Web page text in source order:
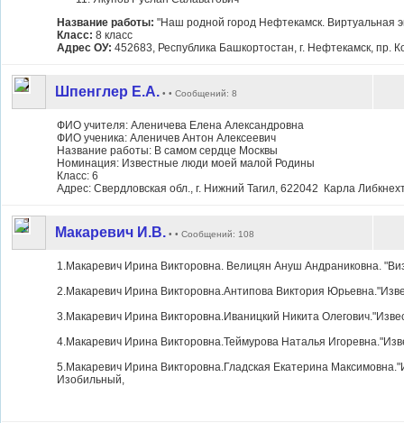
Название работы: "Наш родной город Нефтекамск. Виртуальная
Класс: 8 класс
Адрес ОУ: 452683, Республика Башкортостан, г. Нефтекамск,
Шпенглер Е.А. • • Сообщений: 8
ФИО учителя: Аленичева Елена Александровна
ФИО ученика: Аленичев Антон Алексеевич
Название работы: В самом сердце Москвы
Номинация: Известные люди моей малой Родины
Класс: 6
Адрес: Свердловская обл., г. Нижний Тагил, 622042 Карла
Макаревич И.В. • • Сообщений: 108
1.Макаревич Ирина Викторовна. Велицян Ануш Андраниковна.
2.Макаревич Ирина Викторовна.Антипова Виктория
3.Макаревич Ирина Викторовна.Иваницкий Никита
4.Макаревич Ирина Викторовна.Теймурова Наталья
5.Макаревич Ирина Викторовна.Гладская Екатерина
Изобильный,